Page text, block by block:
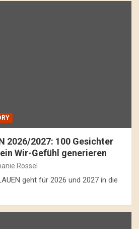
2026/2027: 100 Gesichter
Wir-Gefühl generieren
Rössel
geht für 2026 und 2027 in die